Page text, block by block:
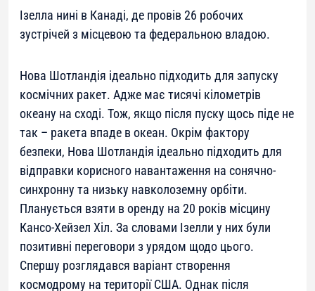
Ізелла нині в Канаді, де провів 26 робочих
зустрічей з місцевою та федеральною владою.
Нова Шотландія ідеально підходить для запуску
космічних ракет. Адже має тисячі кілометрів
океану на сході. Тож, якщо після пуску щось піде не
так – ракета впаде в океан. Окрім фактору
безпеки, Нова Шотландія ідеально підходить для
відправки корисного навантаження на сонячно-
синхронну та низьку навколоземну орбіти.
Планується взяти в оренду на 20 років місцину
Кансо-Хейзел Хіл. За словами Ізелли у них були
позитивні переговори з урядом щодо цього.
Спершу розглядався варіант створення
космодрому на території США. Однак після